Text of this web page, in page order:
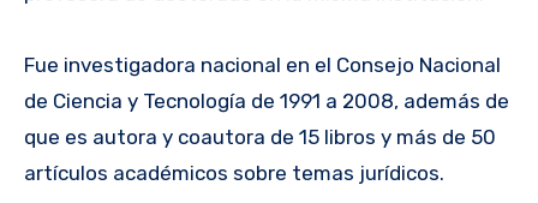
Fue investigadora nacional en el Consejo Nacional
de Ciencia y Tecnología de 1991 a 2008, además de
que es autora y coautora de 15 libros y más de 50
artículos académicos sobre temas jurídicos.